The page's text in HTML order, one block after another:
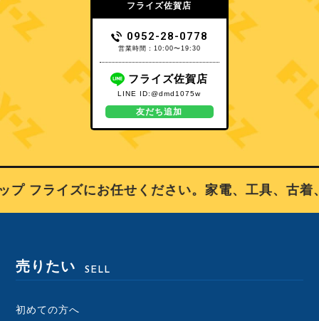
フライズ佐賀店
0952-28-0778
営業時間：10:00〜19:30
フライズ佐賀店
LINE ID:@dmd1075w
友だち追加
フライズにお任せください。家電、工具、古着
売りたい SELL
初めての方へ